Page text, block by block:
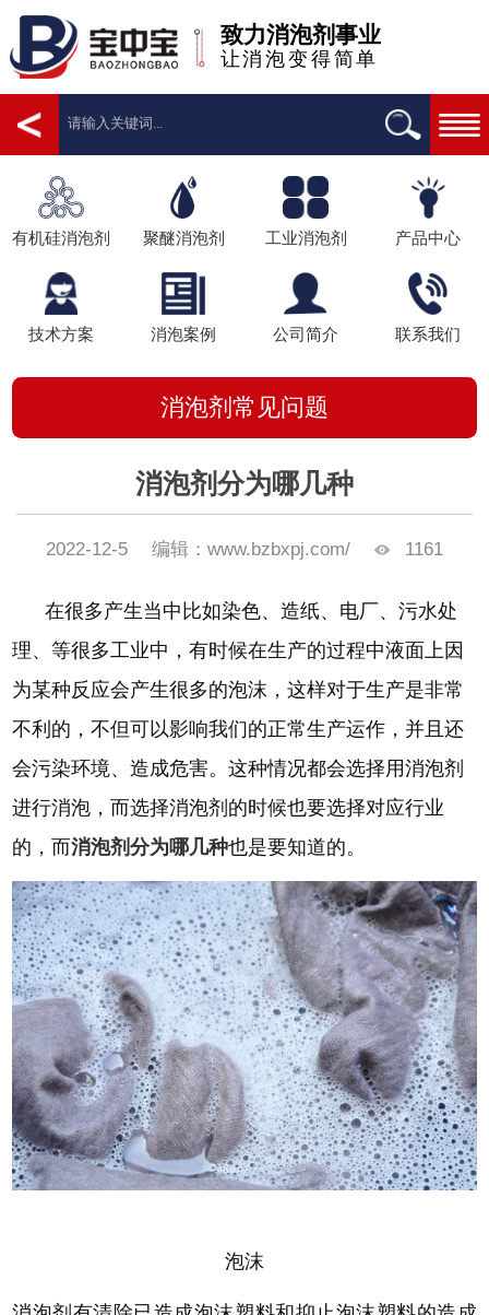
致力消泡剂事业
让消泡变得简单
有机硅消泡剂 聚醚消泡剂 工业消泡剂 产品中心
技术方案 消泡案例 公司简介 联系我们
消泡剂常见问题
消泡剂分为哪几种
2022-12-5 编辑：www.bzbxpj.com/ 1161
在很多产生当中比如染色、造纸、电厂、污水处
理、等很多工业中，有时候在生产的过程中液面上因
为某种反应会产生很多的泡沫，这样对于生产是非常
不利的，不但可以影响我们的正常生产运作，并且还
会污染环境、造成危害。这种情况都会选择用消泡剂
进行消泡，而选择消泡剂的时候也要选择对应行业
的，而消泡剂分为哪几种也是要知道的。
泡沫